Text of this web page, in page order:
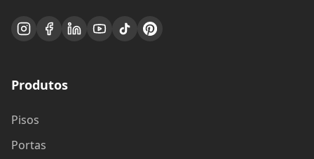
Produtos
Pisos
Portas